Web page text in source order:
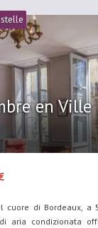
en Ville
cuore di Bordeaux, a
aria condizionata